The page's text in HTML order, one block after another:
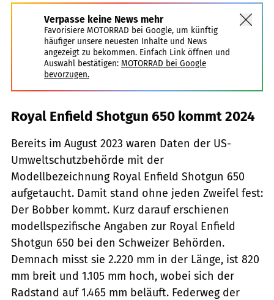
Verpasse keine News mehr
Favorisiere MOTORRAD bei Google, um künftig
häufiger unsere neuesten Inhalte und News
angezeigt zu bekommen. Einfach Link öffnen und
Auswahl bestätigen: MOTORRAD bei Google
bevorzugen.
Royal Enfield Shotgun 650 kommt 2024
Bereits im August 2023 waren Daten der US-
Umweltschutzbehörde mit der
Modellbezeichnung Royal Enfield Shotgun 650
aufgetaucht. Damit stand ohne jeden Zweifel fest:
Der Bobber kommt. Kurz darauf erschienen
modellspezifische Angaben zur Royal Enfield
Shotgun 650 bei den Schweizer Behörden.
Demnach misst sie 2.220 mm in der Länge, ist 820
mm breit und 1.105 mm hoch, wobei sich der
Radstand auf 1.465 mm beläuft. Federweg der